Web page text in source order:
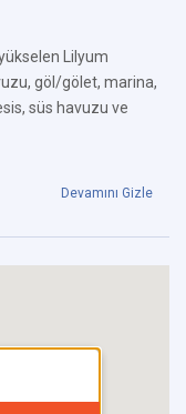
Lilyum
göl/gölet, marina,
süs havuzu ve
Devamını Gizle